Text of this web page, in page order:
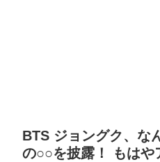
BTS ジョングク、な
の○○を披露！ もはや